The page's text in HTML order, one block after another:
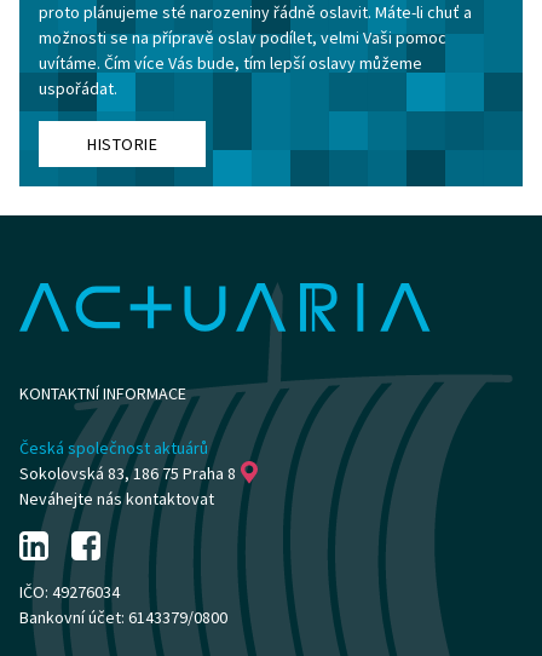
proto plánujeme sté narozeniny řádně oslavit. Máte-li chuť a
možnosti se na přípravě oslav podílet, velmi Vaši pomoc
uvítáme. Čím více Vás bude, tím lepší oslavy můžeme
uspořádat.
HISTORIE
KONTAKTNÍ INFORMACE
Česká společnost aktuárů
Sokolovská 83, 186 75 Praha 8
Neváhejte nás kontaktovat
IČO: 49276034
Bankovní účet: 6143379/0800